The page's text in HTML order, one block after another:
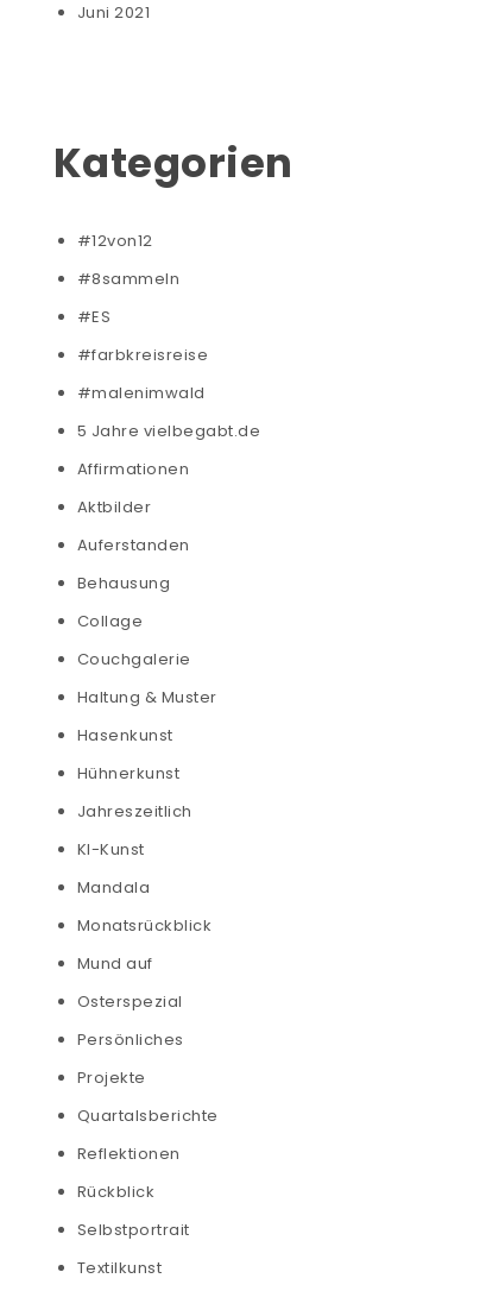
Juni 2021
Kategorien
#12von12
#8sammeln
#ES
#farbkreisreise
#malenimwald
5 Jahre vielbegabt.de
Affirmationen
Aktbilder
Auferstanden
Behausung
Collage
Couchgalerie
Haltung & Muster
Hasenkunst
Hühnerkunst
Jahreszeitlich
KI-Kunst
Mandala
Monatsrückblick
Mund auf
Osterspezial
Persönliches
Projekte
Quartalsberichte
Reflektionen
Rückblick
Selbstportrait
Textilkunst